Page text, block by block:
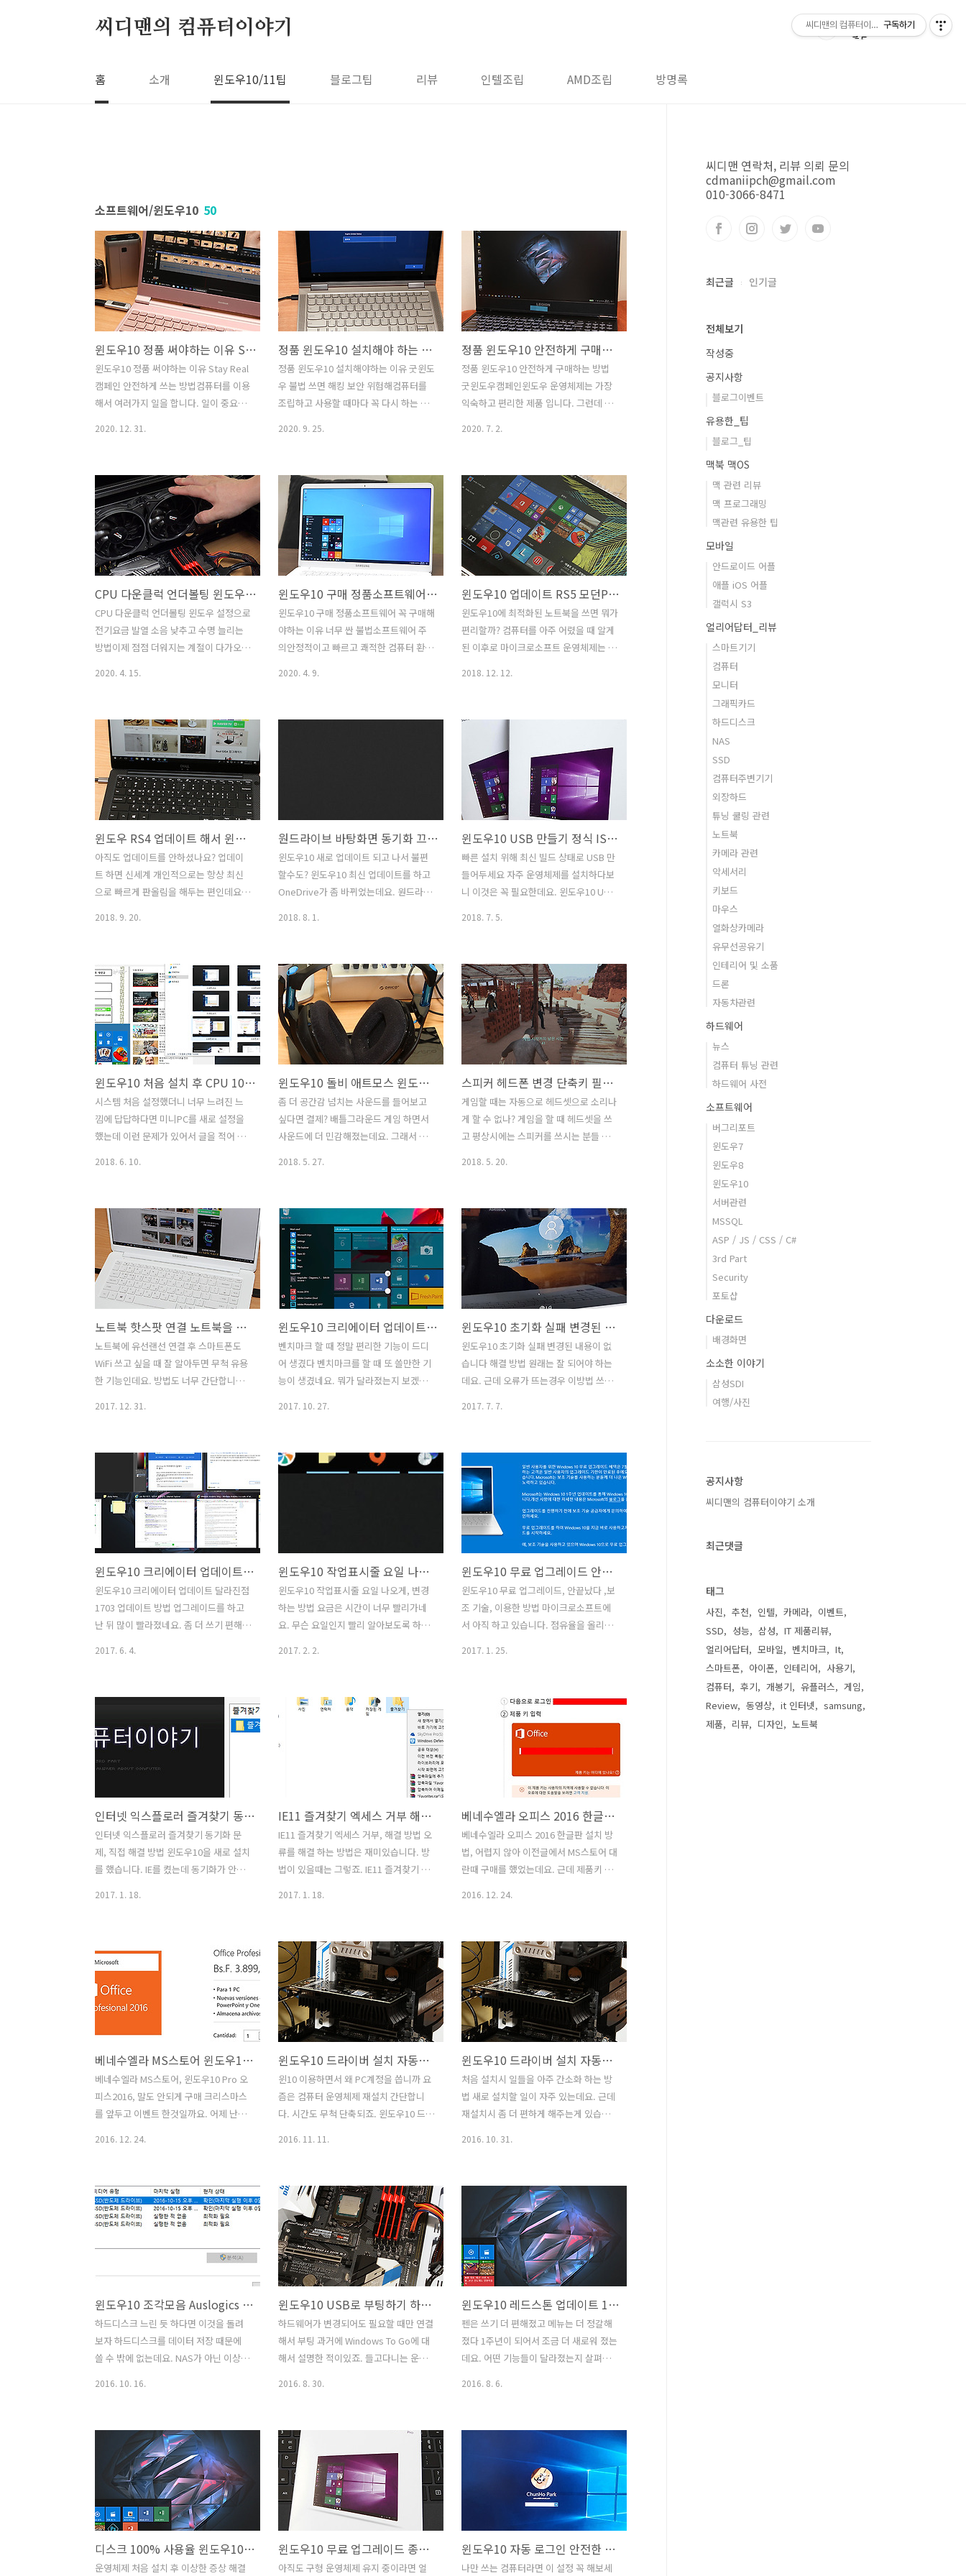
씨디맨의 컴퓨터이야기
홈 소개 윈도우10/11팁 블로그팁 리뷰 인텔조립 AMD조립 방명록
소프트웨어/윈도우10 50
윈도우10 정품 써야하는 이유 Stay Real 캠페인 안전하게 쓰는 방법
윈도우10 정품 써야하는 이유 Stay Real
캠페인 안전하게 쓰는 방법컴퓨터를 이용
해서 여러가지 일을 합니다. 일이 중요해
Real 캠페인을 통해서 윈도우10을 안전
하게 쓰는 방법을 소개합니다. 컴퓨터에
는 저에게 정말 중요한 데이터가 많이 있
습니다. 갑자기 컴퓨터를 쓰지 못하거나
데이터가 엉망이 된다면 생각만해도 끔찍
합니다. 가끔 꿈에서도 누군가가 제 컴퓨
터에 이상한 짓을 하는 꿈을 꾸기도 하는
데 그때의 제 심정은 정말 절망적이죠. 물
론 꿈이라 다행이지만요. 그런데 컴퓨터
가 올바르게 동작하지 않거나 또는 데이
터를 잃거나 또는 자신의 중요한 일을 엉
2020. 12. 31.
정품 윈도우10 설치해야 하는 이유 굿윈도우 불법 쓰면 해킹 보안 위험해
정품 윈도우10 설치해야하는 이유 굿윈도
우 불법 쓰면 해킹 보안 위험해컴퓨터를
조립하고 사용할 때마다 꼭 다시 하는 작
법 운영체제를 설치하는 분들이 꽤 있는
듯하여, 정품 윈도우10 설치해야 하는 이
유에 대해서 이야기해보려고 합니다. 마
이크로소프트 굿윈도우 캠페인에 대해서
설명하면서 불법 쓰면 해킹 보안 위험해
지는 부분에 대해서도 설명을 해보려고
합니다. 컴퓨터 조립을 할 때는 비싼 시스
템을 구성을 하고 난 뒤 운영체제에는 이
상하게 비용을 들이는것에 인색한 분들이
있습니다. 아주 오래전에는 불법 운영체
제를 쓰는게 좀 당연시 되던 때가 있었는
죠. 운영체..
2020. 9. 25.
정품 윈도우10 안전하게 구매하는 방법 굿윈도우캠페인
정품 윈도우10 안전하게 구매하는 방법
굿윈도우캠페인윈도우 운영체제는 가장
익숙하고 편리한 제품 입니다. 그런데 생
컴퓨터를 안전하게 오래 사용할 수 있는
가장 좋은 방법을 설명하는데요. 정품 윈
도우10을 쓰는 이유는 보안 강화와 편리
성 입니다. 정가보다 터무니없이 저렴하
게 판매하는 윈도우 운영체제와 오피스
제품들이 있는데요. 여기에는 함정이 있
습니다. 불법 유통 제품들을 구매할 경우
해킹 당하거나 디바이스에 저장한 개인정
보나 중요한 파일이 유출될 수 도 있습니
다. 그냥 싸다는 이유만으로 구매하면 뭔
가 찝찝하고 불안한 상태에서 계속 사용
않은 노트북을 구매..
2020. 7. 2.
CPU 다운클럭 언더볼팅 윈도우 설정으로 전기요금 발열 소음 낮추고 수명 늘리는 방법
CPU 다운클럭 언더볼팅 윈도우 설정으로
전기요금 발열 소음 낮추고 수명 늘리는
방법이제 점점 더워지는 계절이 다가오고
요금 발열 소음 낮추고 메인보드의 수명
도 연장할 수 있습니다. 방법은 어렵지는
않은데요. 과거에는 바이오스 설정에서
오버클럭이 아니라 다운클럭을 해서 클럭
을 낮추는 방법도 소개한 적이 있는데요.
근데 문제라면 그렇게 하면 성능이 낮아
지게 되는데 가끔 고사양 작업도 해야하
죠. 변경을 자주 수시로 바꾸려면 이 방법
은 좀 번거롭습니다. 그래서 이번 시간에
는 아주 쉽게 절전과 고성능 모드를 변경
하면서 쓰는 방법도 소개하려고 합니다.
2020. 4. 15.
윈도우10 구매 정품소프트웨어 꼭 구매해야하는 이유 너무 싼 불법소프트웨어 주의
윈도우10 구매 정품소프트웨어 꼭 구매해
야하는 이유 너무 싼 불법소프트웨어 주
의안정적이고 빠르고 쾌적한 컴퓨터 환경
전하다는 뜻 입니다. 너무 저렴한 불법소
각하는 분들이 있을것 입니다. 운영체제
를 설치하는데 있어서 좀 더 저렴하게 구
매를 하기 위해서 불법으로 설치하거나
또는 아주 저렴하게 판매하는 잘못된 제
품을 구매하는 오류를 범해서는 안됩니
구매 시 정품을 ..
2020. 4. 9.
윈도우10 업데이트 RS5 모던PC 윈도우10 탑재 노트북 쓰면 좋은 이유
윈도우10에 최적화된 노트북을 쓰면 뭐가
편리할까? 컴퓨터를 아주 어렸을 때 알게
된 이후로 마이크로소프트 운영체제는 다
만족스럽습니다. 윈도우10 업데이트가
본의 완성형 운영체제에 가까워지고 있는
것 같습니다. 벤치마크를 많이 하는 저로
서도 게임 성능이나 편의성 그리고 다양
한 앱을 활용하는 부분 안정성까지 만족
하고 사용하고 있는데요. 윈도우7이 나온
이후 너무 많은 사람들에게 오랜 시간 사
랑을 받아왔던 터라 계속 쓰고 있는 분들
도 있는데요. 앞으로 나올 노트북이나 완
제품 데스크탑에는 대부분 윈도우10 기준
고..
2018. 12. 12.
윈도우 RS4 업데이트 해서 윈도우10 델 노트북 모던PC 만들기
아직도 업데이트를 안하셨나요? 업데이
트 하면 신세계 개인적으로는 항상 최신
으로 빠르게 판올림을 해두는 편인데요.
들은 올려봅시다. 윈도우 RS4 업데이트
는 윈도우10 사용자라면 무료로 업데이트
를 할 수 있는데요. 개인적으로는 업데이
트 하면서 그전에 조금 불편했던 점들이
계속 개선이 되고 새로운 기능이 들어와
서 마음에 드는데요. 사운드를 프로그램
별로 다른 입력출력으로 연결해주는 기능
도 너무 좋았는데 이번 업데이트로 달라
진 게 그것뿐만이 아니네요. 편리하게 바
뀐 새로운 기능들을 소개를 해보려고 합
니다. 이번에 같이 사용할 노트북은 델
대 CPU..
2018. 9. 20.
원드라이브 바탕화면 동기화 끄는 방법 장점 단점
윈도우10 새로 업데이트 되고 나서 불편
할수도? 윈도우10 최신 업데이트를 하고
OneDrive가 좀 바뀌었는데요. 원드라이
분 입니다. 원드라이브 바탕화면 동기화
끄는 방법을 사람들이 찾는 이유는 갑자
기 원드라이브로 바탕화면 경로가 들어가
버렸기 때문입니다. 그래서 바탕화면에
넣은 파일도 이제는 원드라이브에 동기화
가 되기 시작했습니다. 물론 장점으로는
바탕화면에 그냥 파일 놓아도 동기화가
되어서 손실 위험이 적어집니다. 반대로
불편한것은 원드라이브 공간만큼만 바탕
화면에 파일 보관이 가능하게 됩니다. 원
드라이브 바탕화면 동기화 끄는 방법 장
두면 이제는 파..
2018. 8. 1.
윈도우10 USB 만들기 정식 ISO 파일 다운로드 및 설치하기
빠른 설치 위해 최신 빌드 상태로 USB 만
들어두세요 자주 운영체제를 설치하다보
니 이것은 꼭 필요한데요. 윈도우10 USB
데요. 윈도우10 USB를 만드는 방법은 무
척 간단하고 쉽습니다. 마이크로소프트에
서 정식으로 지원해주는 방법을 이용해서
만들 수 있습니다. 물론 제품키는 구매하
신 것을 써야 합니다. 가끔 다운로드가 무
료로 된다고 해서 윈도우10 제품키까지
무료로 쓸 수 있는 것으로 알고 있는 분도
있던데 그건 아닙니다. 저는 정품을 구매
해서 사용하고 있는데요. 게다가 여러개
구매해서 각 컴퓨터마다 사용하고 있죠.
윈도우10 USB 만들기 정식 ISO 파일 다
2018. 7. 5.
윈도우10 처음 설치 후 CPU 100% WSAPPX 문제 해결 방법
시스템 처음 설정했더니 너무 느려진 느
낌에 답답하다면 미니PC를 새로 설정을
했는데 이런 문제가 있어서 글을 적어 봅
법이라고 해야겠네요. 윈도우10 처음 설
치 후 CPU 100% 올라가는 문제는 다양
한 원인이 있을 수 있습니다. WSAPPX는
윈도우10에 설치해둔 유료 무료 앱과 연
관이 있는 서비스인데요. 마이크로소프트
스토어에서 필요한 업데이트를 하는 중에
부하가 높아져서 무척 느려지는 증상이
있습니다. 요즘 나오는 노트북이나 미니
PC 등은 대부분은 윈도우10이 들어간 상
태로 나옵니다. 윈도우10 처음 설치 후
CPU 100% WSAPPX 문제 해결 방법 처
2018. 6. 10.
윈도우10 돌비 애트모스 윈도우 소닉 차이점 가상 7.1 설정
좀 더 공간감 넘치는 사운드를 들어보고
싶다면 결제? 배틀그라운드 게임 하면서
사운드에 더 민감해졌는데요. 그래서 준
기해보려고 합니다. 윈도우10 돌비 애트
모스는 무료로 체험은 해볼 수 있는데 윈
도우 소닉과는 다르게 계속 사용하려면
유료 결제를 해야 합니다. 저는 차이점을
확인해보기 위해서 실제로 결제를 해봤는
데요. 유튜브에서 관련 영상을 재생시켜
놓고 계속 비교를 여러번 해봤는데요. 차
이점이 좀 있긴 하네요. 무선 헤드셋을 저
는 사용 하고 있는데요. 돌비를 지원하는
모델을 쓰고 있습니다. 윈도우10 돌비 애
트모스 윈도우 소닉 차이점 가상 7.1 설정
2018. 5. 27.
스피커 헤드폰 변경 단축키 필요 없다 자동 변경 윈도우10 팁
게임할 때는 자동으로 헤드셋으로 소리나
게 할 수 없나? 게임을 할 때 헤드셋을 쓰
고 평상시에는 스피커를 쓰시는 분들 보
했을 텐데요. 스피커 헤드셋 변경 할 때 프
로그램을 쓰셔서 단축키로 바꾸신 분들도
있을테고 그걸 모르셨던 분들은 소리 설
정에서 일일이 상황에 따라 출력 오디오/
마이크를 변경해서 쓰셨을 겁니다. 근데
배틀그라운드 게임 할 때는 자동으로 헤
드셋으로 설정이 되고 게임을 끄면 자동
으로 2.1 채널 책상위에 있는 스피커에서
소리가 나오는 방법을 소개 합니다. 배틀
그라운드 게임은 솔로 플레이 할 것이 아
니라면 헤드셋이 사실 필수인 게임인데
2018. 5. 20.
노트북 핫스팟 연결 노트북을 무선공유기처럼 써보자 윈도우10 팁
노트북에 유선랜선 연결 후 스마트폰도
WiFi 쓰고 싶을 때 잘 알아두면 무척 유용
한 기능인데요. 방법도 너무 간단합니다.
영체제에서는 좀 복잡합니다. 노트북 핫
스팟 연결 방법은 윈도우10에서는 아주
간단하게 설정이 가능하고 바로 사용이
가능 합니다. 노트북에 WiFi를 연결 후 다
른 장치들을 자신의 노트북에 연결해서
핫스팟을 이용해야 할 때 쓸 수 있습니다.
무선 또는 유선 네트워크를 모두 연결 후
확장 할 수 있습니다. 특정 장소에서 유선
랜만 사용이 가능한 상태일 때도 스마트
폰 등을 연결해서 사용이 가능 합니다. 요
즘 나온 노트북에는 대부분은 윈도우10이
2017. 12. 31.
윈도우10 크리에이터 업데이트 1709 업데이트 GPU 그래프까지
벤치마크 할 때 정말 편리한 기능이 드디
어 생겼다 벤치마크를 할 때 또 쓸만한 기
능이 생겼네요. 뭐가 달라졌는지 보겠습
지 나오면 좋을텐데. 윈도우10 크리에이
터 업데이트 1709 하고 난 뒤 GPU 그래
을 수 있었구요. 기능 업데이트가 최근에
있었는데요. 점점 기능이 더 좋아지고 있
습니다. 윈도우10 크리에이터 업데이트
1709 업데이트 GPU 그래프까지 컴퓨터
사용 중에 Windows 기능 업데이트가 떳
2017. 10. 27.
윈도우10 초기화 실패 변경된 내용이 없습니다 해결 방법
윈도우10 초기화 실패 변경된 내용이 없
습니다 해결 방법 원래는 잘 되어야 하는
데요. 근데 오류가 뜨는경우 이방법 쓰면
에 같은 증상이 있네요. 윈도우10 초기화
실패 변경된 내용이 없습니다 라고 오류
가 뜨고 진행이 안될 경우 방법은 두가지
정도가 있습니다. 하나는 운영체제를 다
시 설치하는 방법입니다. 그리고 두번째
방법은 제가 소개하는 방법인데요. 제가
소개하는 방법은 좀 더 빠르게 초기화 하
는듯한 효과를 얻을 수 있습니다. LG 노트
북을 테스트로 사용하고 이제 더이상 쓸
수 없는 상태가 되어서 반납을 하려는데
이 문제가 있어서 적어봅니다. 윈도우10
2017. 7. 7.
윈도우10 크리에이터 업데이트 달라진점 1703 업데이트 방법
윈도우10 크리에이터 업데이트 달라진점
1703 업데이트 방법 업그레이드를 하고
난 뒤 많이 빨라졌네요. 좀 더 쓰기 편해졌
그레이드를 할 수 있습니다. 윈도우10 크
리에이터 업데이트를 하고 난 뒤 실생활
에서 좀 더 쓰기 편한 부분들이 많이 생겼
네요. 세세하게 소개한 글들이 없어서 제
가 글을 따로 적어봅니다. 물론 알게모르
보면 근데 사실 크게 바뀐 것은 없는데요.
하지만 꼼꼼히 기능을 살펴보면 편리해졌
습니다. 윈도우10 크리에이터 업데이트
달라진점 1703 업데이트 방법 업데이트
를 하는 방법은 여러가지가 있긴 한데요.
2017. 6. 4.
윈도우10 작업표시줄 요일 나오게 변경하는 방법
윈도우10 작업표시줄 요일 나오게, 변경
하는 방법 요금은 시간이 너무 빨리가네
요. 무슨 요일인지 빨리 알아보도록 하겠
10 모두 같은 방법으로 적용이 가능 합니
다. 그리고 튜닝도 가능 합니다. 윈도우10
작업표시줄 요일 나오게 변경을 하면 한
번에 요일을 볼 수 있어서 좀 더 편리합니
다. 윈10에서는 클릭시 달력형태가 떠서
더 보기 편해졌죠. 위 이미지처럼 간단하
게 요일 하나만 추가를 할 것입니다. 월화
수목금토일 이렇게 나오도록 해서 보기
편하게 해보겠습니다. 윈도우10 작업표
시줄 요일 나오게 변경하는 방법 쉽다 방
법은 간단합니다. 왼쪽 하단에 Windows
2017. 2. 2.
윈도우10 무료 업그레이드 안끝났다 보조 기술을 이용한 방법
윈도우10 무료 업그레이드, 안끝났다 ,보
조 기술, 이용한 방법 마이크로소프트에
서 아직 하고 있습니다. 점유율을 올리기
드가 가능하죠. 그런데 정품사용자만 되
네요. 윈도우10 무료 업그레이드를 아직
못하신 분들은 얼른 하시기 바랍니다. 어
가 될 것이라는 윈도우10은 많은 장점들
과 기능들을 가지고 있습니다. 최신 사양
컴퓨터를 쓴다면 더더욱 빨리 업그레이드
를 하는것이 좋습니다. 윈도우7 윈도우8
사용자들이 어떻게 업그레이드를 할 수
있는지 하나씩 설명드릴려고 합니다. 윈
기술..
2017. 1. 25.
인터넷 익스플로러 즐겨찾기 동기화 문제 직접 해결 방법
인터넷 익스플로러 즐겨찾기 동기화 문
제, 직접 해결 방법 윈도우10을 새로 설치
를 했습니다. IE를 켰는데 동기화가 안되
라고 합니다. 저는 꽁수를 적어봅니다. 인
터넷 익스플로러 즐겨찾기 동기화 문제
직접 해결 방법은 이전에 배경화면 모두
동기화를 하는 부분과 동일한 팁 인데요.
잘 이용하면 유용하게 쓸 수 있습니다. 위
화면은 제가 운영체제를 다시 설치했음에
도 즐겨찾기가 동기화가 안되고 있는 모
습 입니다. 물론 동기화 설정이 되어있음
에도 들어오지 않네요. 인터넷 익스플로
러 즐겨찾기 동기화 문제 직접 해결 방법
(..
2017. 1. 18.
IE11 즐겨찾기 엑세스 거부 해결 방법
IE11 즐겨찾기 엑세스 거부, 해결 방법 오
류를 해결 하는 방법은 재미있습니다. 방
법이 있을때는 그렇죠. IE11 즐겨찾기 엑
키보드를 안써도 해결이 가능하죠. IE11
즐겨찾기 엑세스 거부는 폴더의 권한 문
제때문에 일어납니다. 보통 폴더가 지워
지거나 또는 권한이 변경되었을 때 일어
날 수 있는데요. 해결 방법은 비교적 간단
한 편 입니다. 이 문제가 발생하는 것은 드
문 일입니다. 근데 일부러 발생하게 만들
기 위해서 저는 즐겨찾기 폴더를 지워보
겠습니다. IE11 즐겨찾기 엑세스 거부 해
결 방법 즐겨찾기 폴더를 지워도 다시 바
로 생성이 됩니다. 근데 문제가 있다면,
2017. 1. 18.
베네수엘라 오피스 2016 한글판 설치 방법
베네수엘라 오피스 2016 한글판 설치 방
법, 어렵지 않아 이전글에서 MS스토어 대
란때 구매를 했었는데요. 근데 제품키 있
설치가 됩니다. 그렇지 않으면 파일을 받
는 방법도 있구요. 2013버전 쓰다가 업글
하네요. 베네수엘라 오피스 2016 한글판
설치 방법 한번 해보시면 어렵진 않을겁
니다. 근데 이글안보고 하면 어려울 수 있
습니다. // 추가 정상적인 절차로 구매했
다고 하더라도 지금은 모두 환불조취가
되고 있습니다. 아래 방법으로 인증이 되
더라도 나중에 강제로 환불이 된다고 하
니 참고하세요. 오피스 제품군 경우 원래
구매한 해당 나라 언어에서만 설치가 가
2016. 12. 24.
베네수엘라 MS스토어 윈도우10 Pro 오피스2016 저렴하게 구매
베네수엘라 MS스토어, 윈도우10 Pro 오
피스2016, 말도 안되게 구매 크리스마스
를 앞두고 이벤트 한것일까요. 어제 난리
있었는데 아침에 확인해보니 다행히 구매
가 되어있었고 정품인증도 되네요. 그전
에도 있었죠. 베네수엘라 MS스토어 윈도
는 방법을 적어둘테니 다음에도 또 만약
서 오피스나 윈도우 제품군을 구매가 가
능합니다. 디지털 인증으로 쉽게 구매도
가능한데요. 정품은 써야죠. 베네수엘라
MS스토어 윈도우10 Pro 오피스2016 저
2016. 12. 24.
윈도우10 드라이버 설치 자동으로 된다 마이크로소프트 계정
윈10 이용하면서 왜 PC계정을 씁니까 요
즘은 컴퓨터 운영체제 재설치 간단합니
다. 시간도 무척 단축되죠. 윈도우10 드라
더 편리하게 이용할 수 있습니다. 제가 사
용하는 방법을 적어보니다. 윈도우10 드
라이버 설치 자동으로 되기 때문에 설치
시간이 단축되며 이후 프로그램은 원드라
이브에서 가져와서 바로 설치를 합니다.
랜선 뽑아두시거나 3DP 쓰실 필요 없습
니다.제가 사용하는 시스템에서 어떻게
최초에 설치 진행을 하는지 같이 따라해
보도록 합시다. 윈도우10 드라이버 설치
자동으로 된다 마이크로소프트 계정 윈도
우10 Pro USB 인데요. 제 블로그에 윈도
2016. 11. 11.
윈도우10 드라이버 설치 자동으로 된다 처음 설치 후 할 것
처음 설치시 일들을 아주 간소화 하는 방
법 새로 설치할 일이 자주 있는데요. 근데
재설치시 좀 더 편하게 해주는게 있습니
치 하고 가능하면 CD도 안넣고 일을 처리
합니다. 미리 뭔가 받아놓거나 할 필요도
없죠. 처음 설치 후 할 것은 간단합니다.
윈도우10 드라이버 설치 자동으로 되고
나면 그 뒤에는 원드라이브에 있는 자주
쓰는 프로그램을 바로 받아서 설치해버리
면 됩니다. 제가 어떻게 설치하고 활용하
는지 설명을 해 드리겠습니다. 윈도우10
드라이버 설치 자동으로 된다 처음 설치
후 할 것 윈도우10을 설치를 할 건데요.
USB 메모리를 이용해서 설치하면 좋습니
2016. 10. 31.
윈도우10 조각모음 Auslogics Disk Defrag Portable
하드디스크 느린 듯 하다면 이것을 돌려
보자 하드디스크를 데이터 저장 때문에
쓸 수 밖에 없는데요. NAS가 아닌 이상 이
로 SSD 나 HDD 단편화 정리가 가능하긴
하지만 가끔은 잘 안되는 경우가 많습니
다. 윈도우10 조각모음 잘 안될때에는
Auslogics Disk Defrag Portable 프로
그램을 실행해서 간단하게 바로 단편화를
해결해보세요. 하드디스크가 더 빨라집니
다. SSD라면 사실 특별히 이것을 하진 않
아도 됩니다. 다만 exFAT 파티션이나 또
는 잘 조각모음이 안되는 경우 이 툴을 쓰
2016. 10. 16.
윈도우10 USB로 부팅하기 하드웨어가 달라져도 문제없어
하드웨어가 변경되어도 필요할 때만 연결
해서 부팅 과거에 Windows To Go에 대
해서 설명한 적이있죠. 들고다니는 운영
은 그렇게 어렵진 않은데요. 이미 사용하
고 있는 운영체제가 설치된 저장장치를
이용하면 되기 때문이죠. 제 겨우 하드웨
어를 자주 바꿉니다. 윈도우10 USB로 부
팅하기는 우연찮게 시도를 했는데요. 저
장장치마다 운영체제가 설치되어있어서
죠. 최근에도 시스템을 하나 바꿨는데요.
그전에 사용하던 저장장치를 그대로 이용
해서 부팅을 했습니다. 즉 메인보드가 바
2016. 8. 30.
윈도우10 레드스톤 업데이트 1607 달라진점
펜은 쓰기 더 편해졌고 메뉴는 더 정갈해
졌다 1주년이 되어서 조금 더 새로워 졌는
데요. 어떤 기능들이 달라졌는지 살펴봅
하고 보완했다는게 맞겠네요. MS의 서피
스와 좀 더 잘 맞추기 위한 부분이 많이 추
가 됩니다. 터치와 펜에 대한 부분이 그것
이죠. 윈도우10 레드스톤 업데이트 1607
후 물론 편해진점도 많습니다. 좀 더 버튼
의 위치가 명확해졌고 백신에 대한 부분
도 사소하지만 바뀌었네요. 여러가지 흩
어져 있던 설정들은 하나로 뭉쳤고 통합
되었습니다. 그리고 한 화면에서 할 수있
2016. 8. 6.
디스크 100% 사용율 윈도우10 처음 설치 후 문제 해결법
운영체제 처음 설치 후 이상한 증상 해결
윈도우10 무료 업그레이드 종료 기간 마이크로소프트 이벤트
아직도 구형 운영체제 유지 중이라면 얼
윈도우10 자동 로그인 안전한 방법
나만 쓰는 컴퓨터라면 이 설정 꼭 해보세
씨디맨 연락처, 리뷰 의뢰 문의
cdmaniipch@gmail.com
010-3066-8471
최근글 인기글
전체보기
작성중
공지사항
블로그이벤트
유용한_팁
블로그_팁
맥북 맥OS
맥 관련 리뷰
맥 프로그래밍
맥관련 유용한 팁
모바일
안드로이드 어플
애플 iOS 어플
갤럭시 S3
얼리어답터_리뷰
스마트기기
컴퓨터
모니터
그래픽카드
하드디스크
NAS
SSD
컴퓨터주변기기
외장하드
튜닝 쿨링 관련
노트북
카메라 관련
악세서리
키보드
마우스
열화상카메라
유무선공유기
인테리어 및 소품
드론
자동차관련
하드웨어
뉴스
컴퓨터 튜닝 관련
하드웨어 사전
소프트웨어
버그리포트
윈도우7
윈도우8
윈도우10
서버관련
MSSQL
ASP / JS / CSS / C#
3rd Part
Security
포토샵
다운로드
배경화면
소소한 이야기
삼성SDI
여행/사진
공지사항
씨디맨의 컴퓨터이야기 소개
최근댓글
태그
사진 추천 인텔 카메라
이벤트
SSD
성능 삼성
IT 제품리뷰
얼리어답터
모바일 벤치마크
It
스마트폰
아이폰 인테리어
사용기
컴퓨터
후기 개봉기 유플러스
게임
Review
동영상 it 인터넷
samsung
제품
리뷰 디자인 노트북
씨디맨의 컴퓨터이야기구독하기